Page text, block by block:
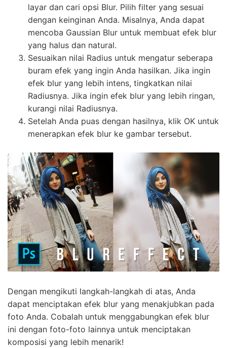
layar dan cari opsi Blur. Pilih filter yang sesuai
dengan keinginan Anda. Misalnya, Anda dapat
mencoba Gaussian Blur untuk membuat efek blur
yang halus dan natural.
Sesuaikan nilai Radius untuk mengatur seberapa
buram efek yang ingin Anda hasilkan. Jika ingin
efek blur yang lebih intens, tingkatkan nilai
Radiusnya. Jika ingin efek blur yang lebih ringan,
kurangi nilai Radiusnya.
Setelah Anda puas dengan hasilnya, klik OK untuk
menerapkan efek blur ke gambar tersebut.
Dengan mengikuti langkah-langkah di atas, Anda
dapat menciptakan efek blur yang menakjubkan pada
foto Anda. Cobalah untuk menggabungkan efek blur
ini dengan foto-foto lainnya untuk menciptakan
komposisi yang lebih menarik!